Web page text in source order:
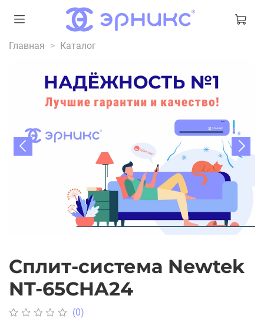
Главная Каталог
Сплит-система Newtek
NT-65CHA24
(0)